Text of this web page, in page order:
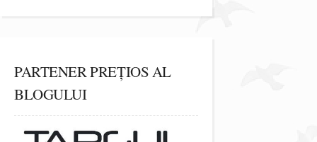
PARTENER PREȚIOS AL
BLOGULUI